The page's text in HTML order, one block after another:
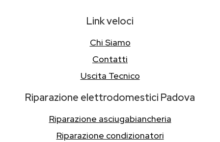
Link veloci
Chi Siamo
Contatti
Uscita Tecnico
Riparazione elettrodomestici Padova
Riparazione asciugabiancheria
Riparazione condizionatori